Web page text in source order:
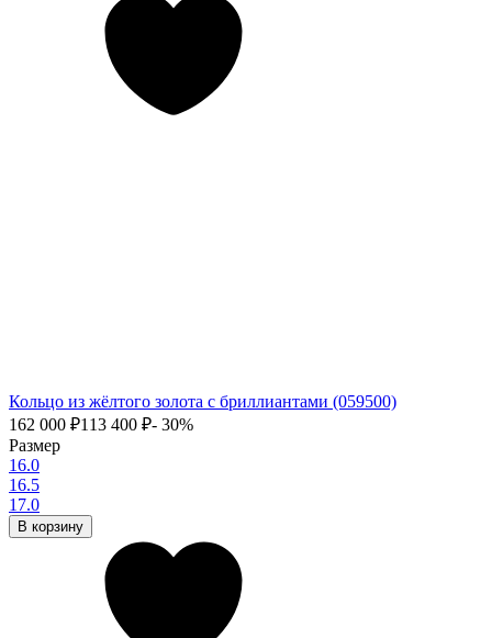
Кольцо из жёлтого золота с бриллиантами (059500)
162 000 ₽113 400 ₽- 30%
Размер
16.0
16.5
17.0
В корзину